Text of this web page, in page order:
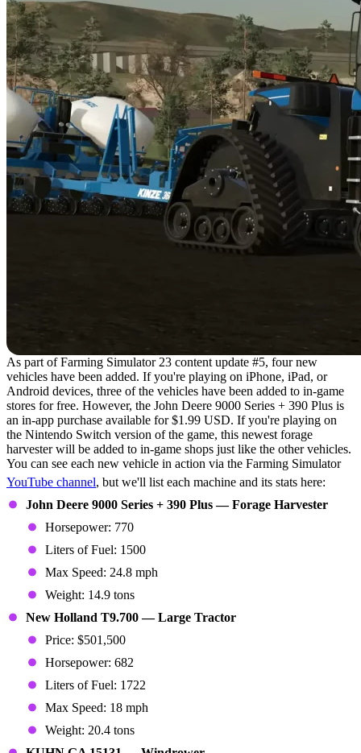
As part of Farming Simulator 23 content update #5, four new
vehicles have been added. If you're playing on iPhone, iPad, or
Android devices, three of the vehicles have been added to in-game
stores for free. However, the John Deere 9000 Series + 390 Plus is
an in-app purchase available for $1.99 USD. If you're playing on
the Nintendo Switch version of the game, this newest forage
harvester will be added to in-game shops just like the other vehicles.
You can see each new vehicle in action via the Farming Simulator
YouTube channel, but we'll list each machine and its stats here:
John Deere 9000 Series + 390 Plus — Forage Harvester
Horsepower: 770
Liters of Fuel: 1500
Max Speed: 24.8 mph
Weight: 14.9 tons
New Holland T9.700 — Large Tractor
Price: $501,500
Horsepower: 682
Liters of Fuel: 1722
Max Speed: 18 mph
Weight: 20.4 tons